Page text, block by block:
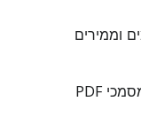
וממירים
אנשי מקצוע שעובדים עם מסמכי PDF